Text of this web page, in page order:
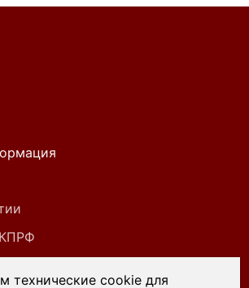
технические cookie для